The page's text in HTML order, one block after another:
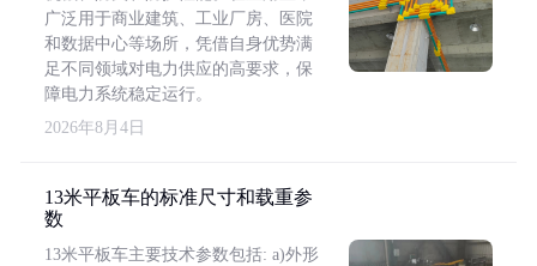
广泛用于商业建筑、工业厂房、医院
和数据中心等场所，凭借自身优势满
足不同领域对电力供应的高要求，保
障电力系统稳定运行。
2026年8月4日
13米平板车的标准尺寸和载重参
数
13米平板车主要技术参数包括: a)外形